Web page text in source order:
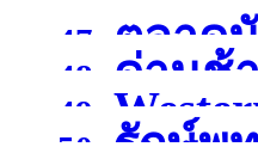
)
47. ตลาด
48.
ด่านช้
49.